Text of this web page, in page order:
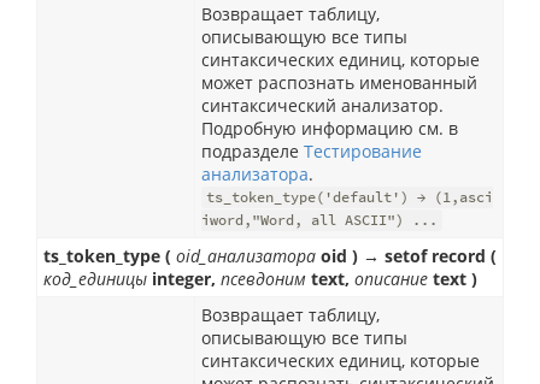
Возвращает таблицу,
описывающую все типы
синтаксических единиц, которые
может распознать именованный
синтаксический анализатор.
Подробную информацию см. в
подразделе Тестирование
анализатора.
ts_token_type('default') → (1,asci
iword,"Word, all ASCII") ...
ts_token_type ( oid_анализатора oid ) → setof record (
код_единицы integer, псевдоним text, описание text )
Возвращает таблицу,
описывающую все типы
синтаксических единиц, которые